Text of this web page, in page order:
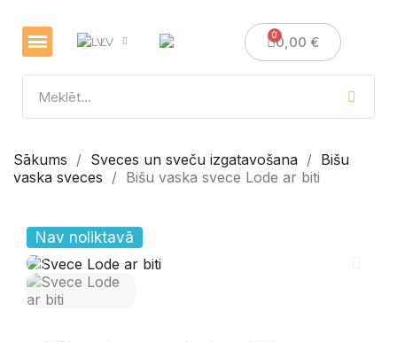
LV 0,00 €
Sākums Sveces un sveču izgatavošana
Bišu
vaska sveces
Bišu vaska svece Lode ar biti
Nav noliktavā